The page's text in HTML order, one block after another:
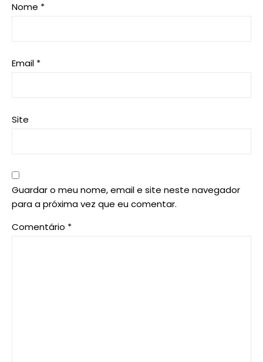
Nome *
Email *
Site
Guardar o meu nome, email e site neste navegador
para a próxima vez que eu comentar.
Comentário *